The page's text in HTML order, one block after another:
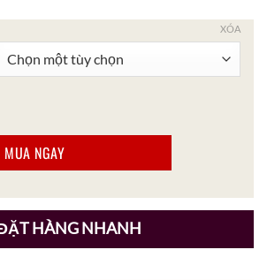
XÓA
MUA NGAY
HÀNG NHANH